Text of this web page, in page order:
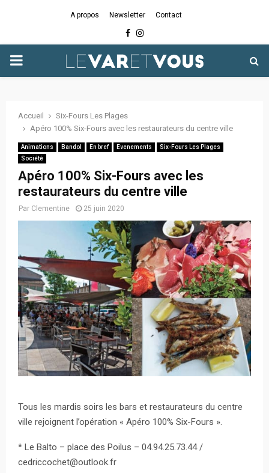
A propos Newsletter Contact
Facebook
Instagram
PRIMARY
Accueil
Six-Fours Les Plages
Apéro 100% Six-Fours avec les restaurateurs du centre ville
Animations Bandol En bref Evenements
Six-Fours Les Plages
Société
Apéro 100% Six-Fours avec les
restaurateurs du centre ville
Par Clementine 25 juin 2020
Tous les mardis soirs les bars et restaurateurs du centre
ville rejoignent l’opération « Apéro 100% Six-Fours ».
* Le Balto – place des Poilus – 04.94.25.73.44 /
cedriccochet@outlook.fr